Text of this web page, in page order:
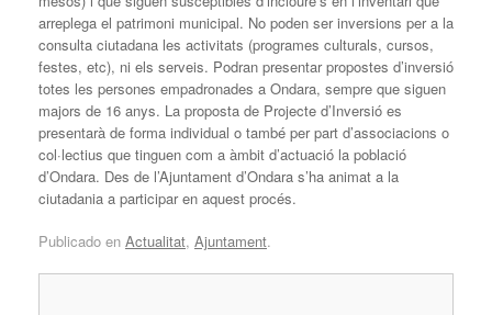
arreplega el patrimoni municipal. No poden ser inversions per a la
consulta ciutadana les activitats (programes culturals, cursos,
festes, etc), ni els serveis. Podran presentar propostes d’inversió
totes les persones empadronades a Ondara, sempre que siguen
majors de 16 anys. La proposta de Projecte d’Inversió es
presentarà de forma individual o també per part d’associacions o
col·lectius que tinguen com a àmbit d’actuació la població
d’Ondara. Des de l’Ajuntament d’Ondara s’ha animat a la
ciutadania a participar en aquest procés.
Publicado en Actualitat, Ajuntament.